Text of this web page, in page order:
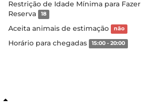
Restrição de Idade Mínima para Fazer
Reserva
18
Aceita animais de estimação não
Horário para chegadas 15:00 - 20:00